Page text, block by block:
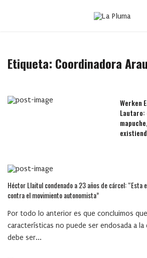
Etiqueta: Coordinadora
Werken
Lautaro:
Héctor Llaitul condenado a 23 años de cárcel: “Esta
contra el movimiento autonomista”
Por todo lo anterior es que concluimos
características no puede ser endosada a la
debe ser...